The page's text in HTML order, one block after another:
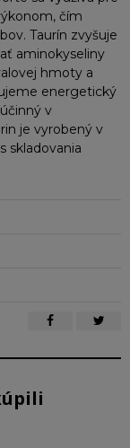
čím
Taurín zvyšuje
aminokyseliny
hmoty a
energetický
v
je vyrobený v
skladovania